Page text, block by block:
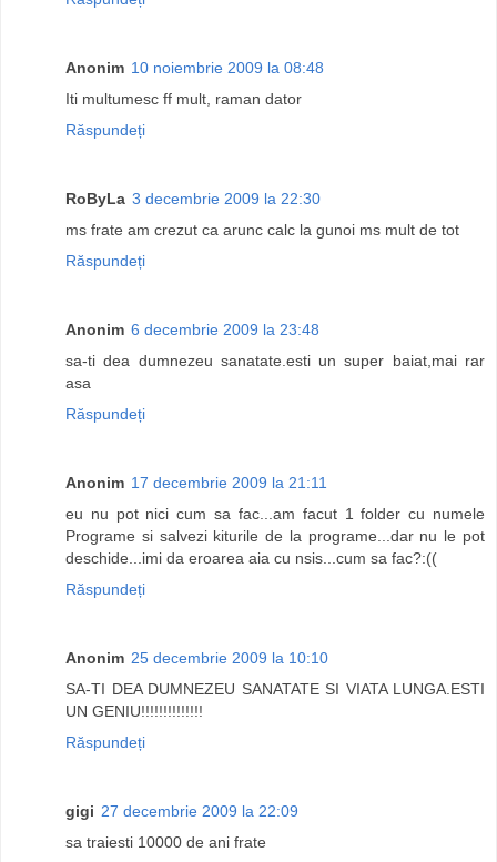
Anonim 10 noiembrie 2009 la 08:48
Iti multumesc ff mult, raman dator
Răspundeți
RoByLa 3 decembrie 2009 la 22:30
ms frate am crezut ca arunc calc la gunoi ms mult de tot
Răspundeți
Anonim 6 decembrie 2009 la 23:48
sa-ti dea dumnezeu sanatate.esti un super baiat,mai rar
asa
Răspundeți
Anonim 17 decembrie 2009 la 21:11
eu nu pot nici cum sa fac...am facut 1 folder cu numele
Programe si salvezi kiturile de la programe...dar nu le pot
deschide...imi da eroarea aia cu nsis...cum sa fac?:((
Răspundeți
Anonim 25 decembrie 2009 la 10:10
SA-TI DEA DUMNEZEU SANATATE SI VIATA LUNGA.ESTI
UN GENIU!!!!!!!!!!!!!!
Răspundeți
gigi 27 decembrie 2009 la 22:09
sa traiesti 10000 de ani frate